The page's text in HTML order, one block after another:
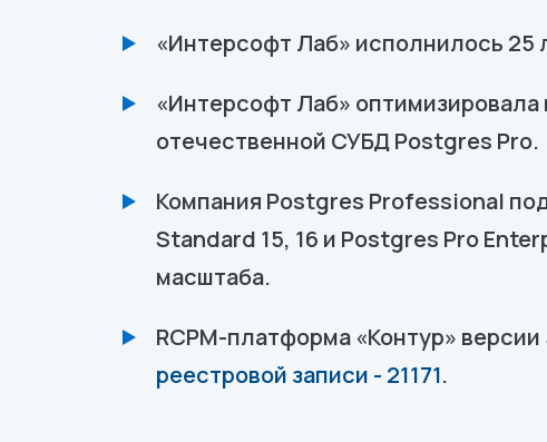
«Интерсофт Лаб» исполнилось 25
«Интерсофт Лаб»
отечественной СУБД Postgres Pro.
Компания Postgres Professional
Standard 15, 16 и Postgres Pro
масштаба.
RCPM-платформа «Контур»
реестровой записи - 21171.